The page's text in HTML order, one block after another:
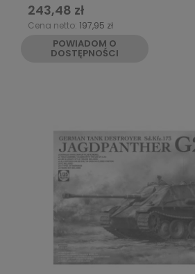
243,48 zł
Cena netto: 197,95 zł
POWIADOM O
DOSTĘPNOŚCI